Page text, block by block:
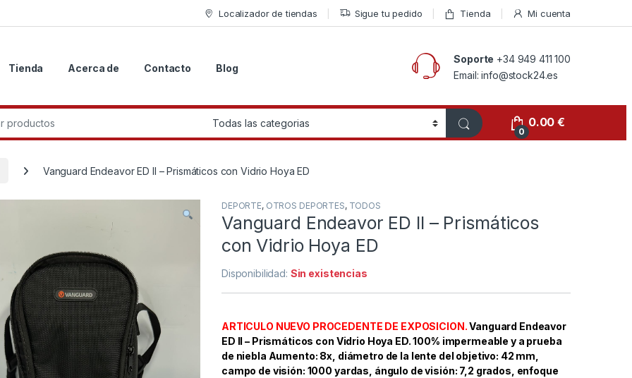
Localizador de tiendas Sigue tu pedido Tienda Mi cuenta
Tienda Acerca de Contacto Blog
Soporte +34 949 411 100
Email: info@stock24.es
0
0.00€
Vanguard Endeavor ED II – Prismáticos con Vidrio Hoya ED
DEPORTE, OTROS DEPORTES, TODOS
Vanguard Endeavor ED II – Prismáticos
con Vidrio Hoya ED
Disponibilidad: Sin existencias
ARTICULO NUEVO PROCEDENTE DE EXPOSICION.Vanguard Endeavor
ED II – Prismáticos con Vidrio Hoya ED. 100% impermeable y a prueba
de niebla Aumento: 8x, diámetro de la lente del objetivo: 42 mm,
campo de visión: 1000 yardas, ángulo de visión: 7,2 grados, enfoque